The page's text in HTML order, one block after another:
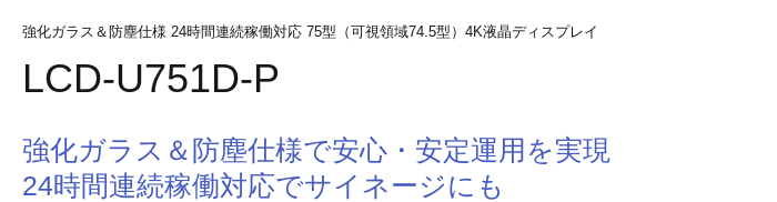
強化ガラス＆防塵仕様 24時間連続稼働対応 75型（可視領域74.5型）4K液晶ディスプレイ
LCD-U751D-P
強化ガラス＆防塵仕様で安心・安定運用を実現
24時間連続稼働対応でサイネージにも